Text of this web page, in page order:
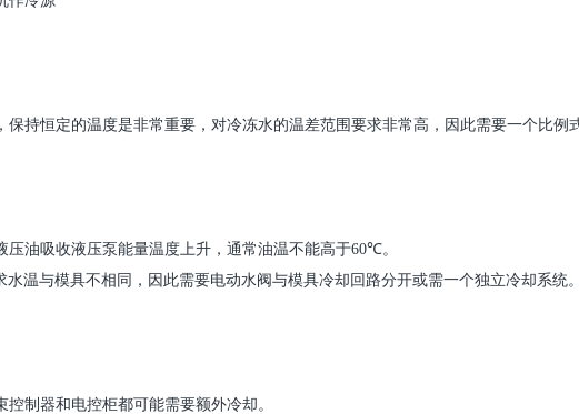
持恒定的温度是非常重要，对冷冻水的温差范围要求非常高，因此需要一个比例
油吸收液压泵能量温度上升，通常油温不能高于60℃。
温与模具不相同，因此需要电动水阀与模具冷却回路分开或需一个独立冷却系统。
制器和电控柜都可能需要额外冷却。